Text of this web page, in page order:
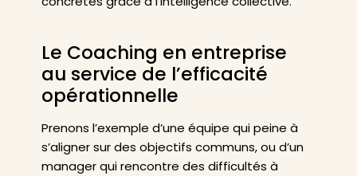
Le Coaching en entreprise
au service de l’efficacité
opérationnelle
Prenons l’exemple d’une équipe qui peine à
s’aligner sur des objectifs communs, ou d’un
manager qui rencontre des difficultés à